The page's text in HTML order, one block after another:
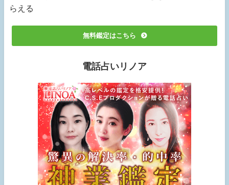
らえる
無料鑑定はこちら
電話占いリノア